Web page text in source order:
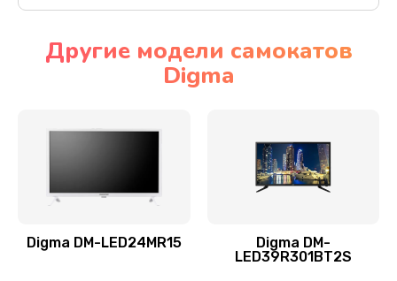
Замена экрана
Замена шлейфа матрицы
Заказать
Другие модели самокатов
Digma
Digma DM-LED24MR15
Digma DM-
LED39R301BT2S